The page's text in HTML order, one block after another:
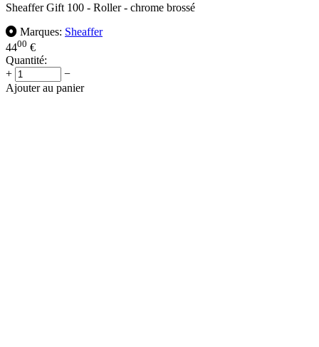
Sheaffer Gift 100 - Roller - chrome brossé
Marques: Sheaffer
4400 €
Quantité:
+
−
Ajouter au panier